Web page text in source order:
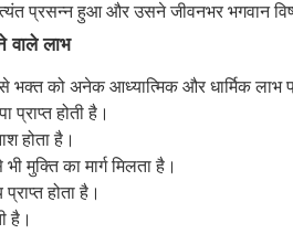
प्रसन्न हुआ और उसने जीवनभर भगवान
वाले लाभ
भक्त को अनेक आध्यात्मिक और धार्मिक लाभ
प्राप्त होती है।
होता है।
मुक्ति का मार्ग मिलता है।
होता है।
है।